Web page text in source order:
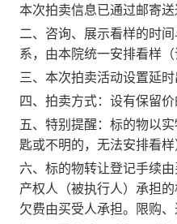
本次拍卖信息已通过邮寄
二、 咨询、展示看样的时间
系，由本院统一安排看样
三、本次拍卖活动设置延
四、拍卖方式： 设有保留价
五、特别提醒：标的物以
匙或不明的，无法安排看样
六、标的物转让登记手续由
产权人（被执行人）承担
欠费由买受人承担。限购